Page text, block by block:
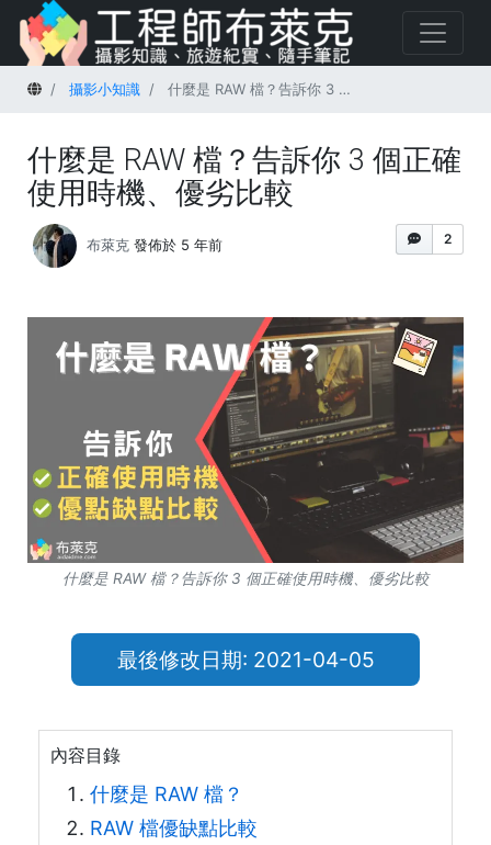
首頁 攝影小知識 什麼是 RAW 檔？告訴你 3 個正確使用時機、優劣比較
什麼是 RAW 檔？告訴你 3 個正確
使用時機、優劣比較
2
布萊克 發佈於 5 年前
什麼是 RAW 檔？告訴你 3 個正確使用時機、優劣比較
最後修改日期: 2021-04-05
內容目錄
什麼是 RAW 檔？
RAW 檔優缺點比較